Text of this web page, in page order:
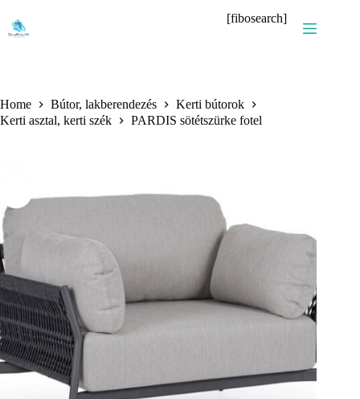
content
[fibosearch]
Home Bútor, lakberendezés
Kerti bútorok
Kerti asztal, kerti szék
PARDIS sötétszürke fotel